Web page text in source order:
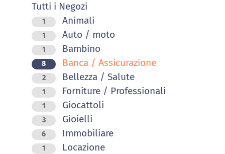
Tutti i Negozi
1 Animali
1 Auto / moto
1 Bambino
8 Banca / Assicurazione
2 Bellezza / Salute
1 Forniture / Professionali
1 Giocattoli
3 Gioielli
6 Immobiliare
1 Locazione